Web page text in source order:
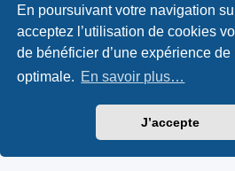
En poursuivant votre navigation
acceptez l’utilisation de cookies
de bénéficier d’une expérience
optimale. En savoir plus…
J’accepte